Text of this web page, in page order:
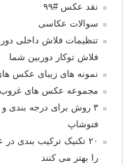
نقد عکس #۹۹
سوالات عکاسی
تنظیمات فلاش داخلی
فلاش توکار دوربین شما
نمونه های زیبای عکس
مجموعه عکس های غروب
۳ روش برای درجه بندی
فتوشاپ
۲۰ تکنیک ترکیب بندی
را بهتر می کنند